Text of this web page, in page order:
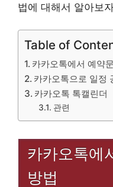
법에 대해서 알아보
Table of
카카오톡에서 예약
카카오톡으로 일정
카카오톡 톡캘린더
관련
카카오톡에
방법